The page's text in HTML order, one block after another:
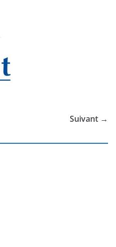
Suivant →